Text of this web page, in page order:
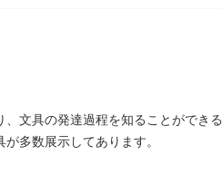
に位置する区域。キリンやサイな
。
の大切さや生きものの魅力が学べ
文具の発達過程を知ることができ
多数展示してあります。